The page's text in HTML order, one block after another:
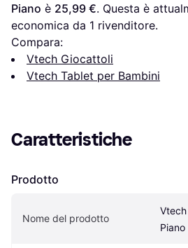
Piano è 25,99 €. Questa è
economica da 1 rivenditore.
Compara:
Vtech Giocattoli
Vtech Tablet per Bambini
Caratteristiche
Prodotto
Nome del prodotto
Piano